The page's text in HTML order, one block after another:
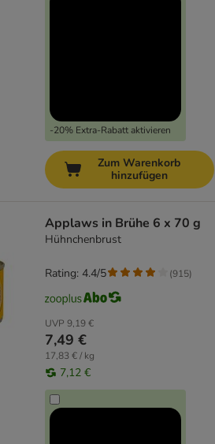
-20% Extra-Rabatt aktivieren
Zum Warenkorb
hinzufügen
Applaws in Brühe 6 x 70 g
Hühnchenbrust
UVP 9,19 €
7,49 €
17,83 € / kg
7,12 €
Rating: 4.4/5 (915)